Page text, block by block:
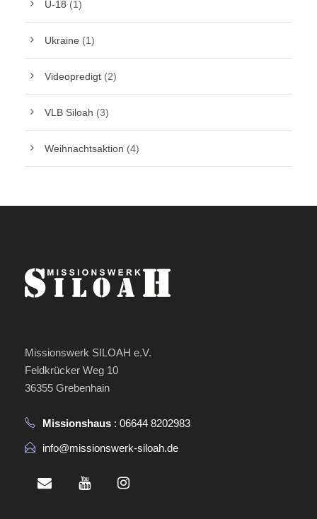
Ü-18 (1)
Ukraine (1)
Videopredigt (2)
VLB Siloah (3)
Weihnachtsaktion (4)
Missionswerk SILOAH e.V.
Feldkrücker Weg 10
36355 Grebenhain
Missionshaus : 06644 8202983
info@missionswerk-siloah.de